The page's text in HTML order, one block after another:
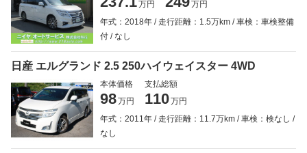
万円
万円
年式：2018年
走行距離：1.5万km
車検：車検整備
付
なし
日産 エルグランド 2.5 250ハイウェイスター 4WD
本体価格
98万円
支払総額
110万円
年式：2011年
走行距離：11.7万km
車検：検なし
なし